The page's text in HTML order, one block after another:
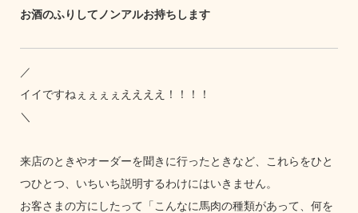
お酒のふりしてノンアルお持ちします
／
イイですねぇぇぇぇええええ！！！！
＼
来店のときやオーダーを聞きに行ったときなど、これらをひと
つひとつ、いちいち説明するわけにはいきません。
お客さまの方にしたって「こんなに馬肉の種類があって、何を